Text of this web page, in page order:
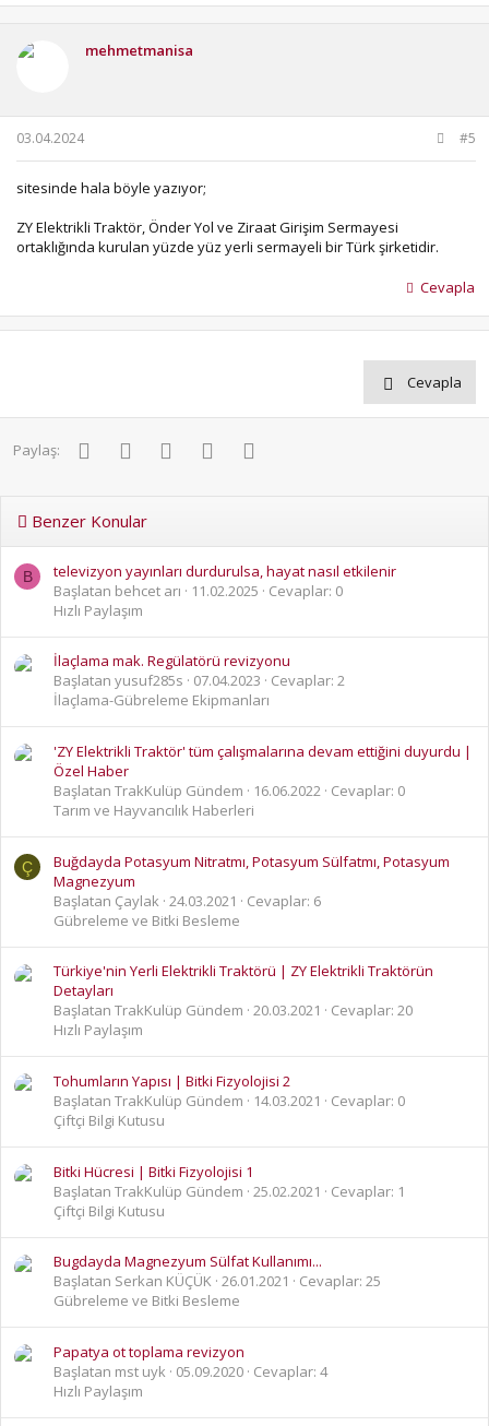
mehmetmanisa
03.04.2024 #5
sitesinde hala böyle yazıyor;
ZY Elektrikli Traktör, Önder Yol ve Ziraat Girişim Sermayesi
ortaklığında kurulan yüzde yüz yerli sermayeli bir Türk şirketidir.
Cevapla
Cevapla
Paylaş: FacebookTwitter PinterestWhatsApp
Benzer Konular
B
televizyon yayınları durdurulsa, hayat nasıl etkilenir
Başlatan behcet arı
11.02.2025
Cevaplar: 0
Hızlı Paylaşım
İlaçlama mak. Regülatörü revizyonu
Başlatan yusuf285s
07.04.2023
Cevaplar: 2
İlaçlama-Gübreleme Ekipmanları
'ZY Elektrikli Traktör' tüm çalışmalarına devam ettiğini duyurdu |
Özel Haber
Başlatan TrakKulüp Gündem
16.06.2022 Cevaplar: 0
Tarım ve Hayvancılık Haberleri
Ç
Buğdayda Potasyum Nitratmı, Potasyum Sülfatmı, Potasyum
Magnezyum
Başlatan Çaylak 24.03.2021
Cevaplar: 6
Gübreleme ve Bitki Besleme
Türkiye'nin Yerli Elektrikli Traktörü | ZY Elektrikli Traktörün
Detayları
Başlatan TrakKulüp Gündem 20.03.2021
Cevaplar: 20
Hızlı Paylaşım
Tohumların Yapısı | Bitki Fizyolojisi 2
Başlatan TrakKulüp Gündem
14.03.2021
Cevaplar: 0
Çiftçi Bilgi Kutusu
Bitki Hücresi | Bitki Fizyolojisi 1
Başlatan TrakKulüp Gündem 25.02.2021
Cevaplar: 1
Çiftçi Bilgi Kutusu
Bugdayda Magnezyum Sülfat Kullanımı...
Başlatan Serkan KÜÇÜK 26.01.2021
Cevaplar: 25
Gübreleme ve Bitki Besleme
Papatya ot toplama revizyon
Başlatan mst uyk
05.09.2020 Cevaplar: 4
Hızlı Paylaşım